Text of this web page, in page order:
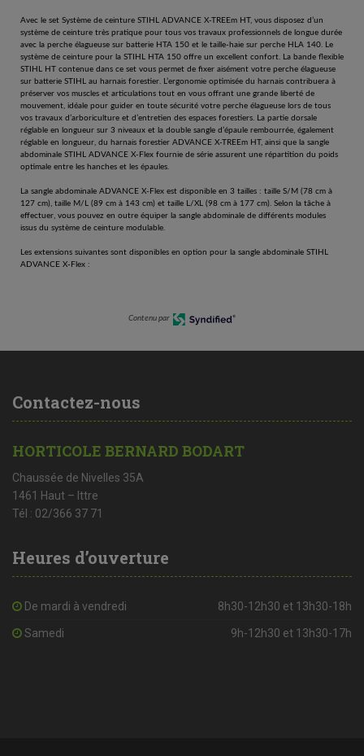
Avec le set Système de ceinture STIHL ADVANCE X-TREEm HT, vous disposez d’un
système de ceinture très pratique pour tous vos travaux professionnels de longue durée
avec la perche élagueuse sur batterie HTA 150 et le taille-haie sur perche HLA 140. Le
système de ceinture pour la STIHL HTA 150 offre un excellent confort. La bande flexible
STIHL HT contenue dans ce set vous permet de fixer aisément votre perche élagueuse
sur batterie STIHL au harnais forestier. L’ergonomie optimisée du harnais contribuera à
préserver vos muscles et articulations tout en vous offrant une grande liberté de
mouvement, idéale pour guider en toute sécurité votre perche élagueuse lors de tous
vos travaux d’arboriculture et d’entretien des espaces forestiers. La partie dorsale
réglable en longueur sur 3 niveaux et la double sangle d’épaule rembourrée, également
réglable en longueur, du harnais forestier ADVANCE X-TREEm HT, ainsi que la sangle
abdominale STIHL ADVANCE X-Flex fournie de série assurent une répartition du poids
optimale entre les hanches et les épaules.
La sangle abdominale ADVANCE X-Flex est disponible en 3 tailles : taille S/M (78 cm à
127 cm), taille M/L (89 cm à 143 cm) et taille L/XL (98 cm à 177 cm). Selon la tâche à
effectuer, vous pouvez en outre équiper la sangle abdominale de différents modules
issus du système de ceinture modulable.
Les extensions suivantes sont disponibles en option pour la sangle abdominale STIHL
ADVANCE X-Flex :
Contenu par
Contactez-nous
HORTICOLE BERNARD BODART
Chaussée de Nivelles 35A
1461 Haut – Ittre
Tél : 02/366 37 71
Heures d’ouverture
De mardi à vendredi 8h30-12h30 et 13h30-18h
Samedi 9h-12h30 et 13h30-17h